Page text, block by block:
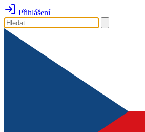
Přihlášení